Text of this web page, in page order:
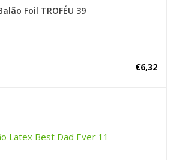
Foil TROFÉU 39
€6,32